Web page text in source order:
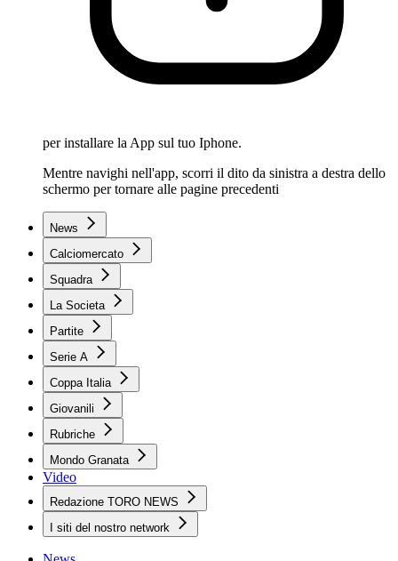
per installare la App sul tuo Iphone.
Mentre navighi nell'app, scorri il dito da sinistra a destra dello
schermo per tornare alle pagine precedenti
News
Calciomercato
Squadra
La Societa
Partite
Serie A
Coppa Italia
Giovanili
Rubriche
Mondo Granata
Video
Redazione TORO NEWS
I siti del nostro network